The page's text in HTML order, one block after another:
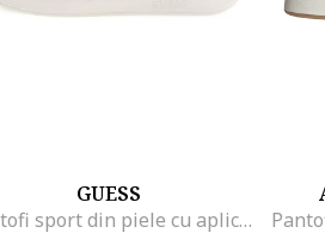
GUESS
Pantofi sport din piele cu aplicatie logo, Alb/Negru